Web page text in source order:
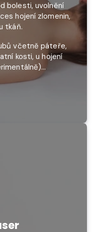
bolesti, uvolnění
hojení zlomenin,
tkáň.
včetně páteře,
kosti, u hojení